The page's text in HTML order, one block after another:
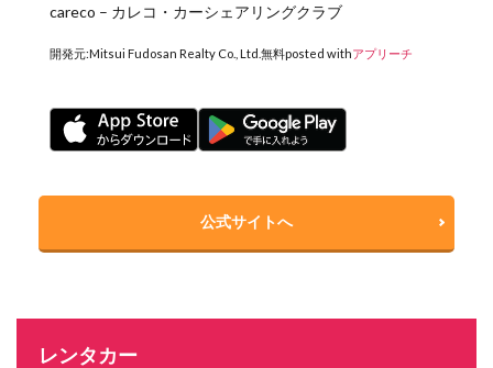
careco – カレコ・カーシェアリングクラブ
開発元:Mitsui Fudosan Realty Co., Ltd. 無料posted withアプリーチ
公式サイトへ
レンタカー